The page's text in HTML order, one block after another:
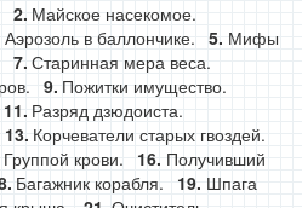
Майское насекомое.
Аэрозоль в баллончике.
Мифы
Старинная мера веса.
Пожитки имущество.
Разряд дзюдоиста.
Корчеватели старых гвоздей.
крови.
Получивший
Багажник корабля.
Шпага